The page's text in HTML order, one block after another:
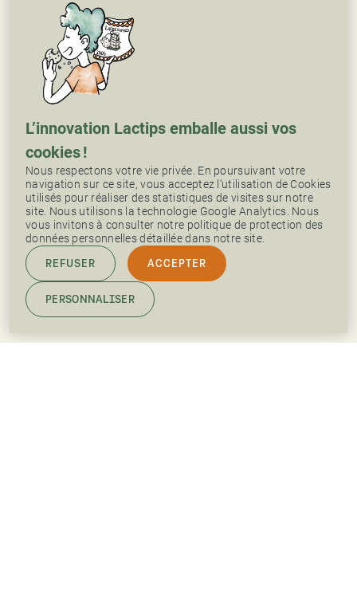
L’innovation Lactips emballe aussi vos
cookies !
Nous respectons votre vie privée. En poursuivant votre
navigation sur ce site, vous acceptez l’utilisation de Cookies
utilisés pour réaliser des statistiques de visites sur notre
site. Nous utilisons la technologie Google Analytics. Nous
vous invitons à consulter notre politique de protection des
données personnelles détaillée dans notre site.
REFUSER ACCEPTER
PERSONNALISER